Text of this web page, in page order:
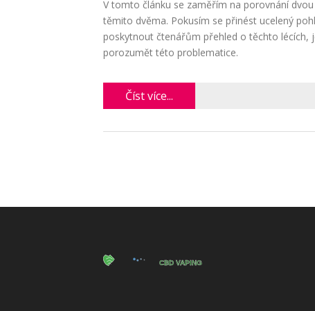
V tomto článku se zaměřím na porovnání
těmito dvěma. Pokusím se přinést ucelený
poskytnout čtenářům přehled o těchto lécích,
porozumět této problematice.
Číst více...